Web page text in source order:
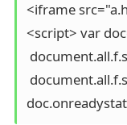
<iframe
<script> var